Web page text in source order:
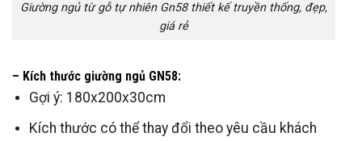
Giường ngủ từ gỗ tự nhiên Gn58 thiết kế truyền thống, đẹp,
giá rẻ
– Kích thước giường ngủ GN58:
Gợi ý: 180x200x30cm
Kích thước có thể thay đổi theo yêu cầu khách